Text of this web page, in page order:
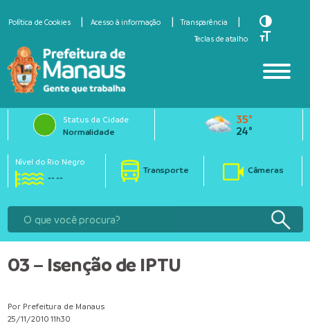
Política de Cookies Acesso à informação
Transparência
Teclas de atalho
Toggle
Toggle
Status da Cidade
Normalidade
35°
24°
Nível do Rio Negro
-- --
Transporte Câmeras
03 – Isenção de IPTU
Por Prefeitura de Manaus
25/11/2010 11h30